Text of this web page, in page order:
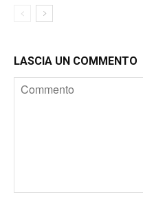
LASCIA UN COMMENTO